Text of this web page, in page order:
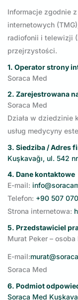
Informacje zgodnie
internetowych
radiofonii i telewizji
przejrzystości.
1. Operator strony
Soraca Med
2. Zarejestrowana
Soraca Med
Działa w dziedzinie
usług medycyny
3. Siedziba / Adres
Kuşkavağı, ul. 542
4. Dane kontaktowe
E-mail:
Telefon: +90 507
Strona internetowa:
5. Przedstawiciel
Murat Peker –
E-mail:
Soraca Med
6. Podmiot
Soraca Med